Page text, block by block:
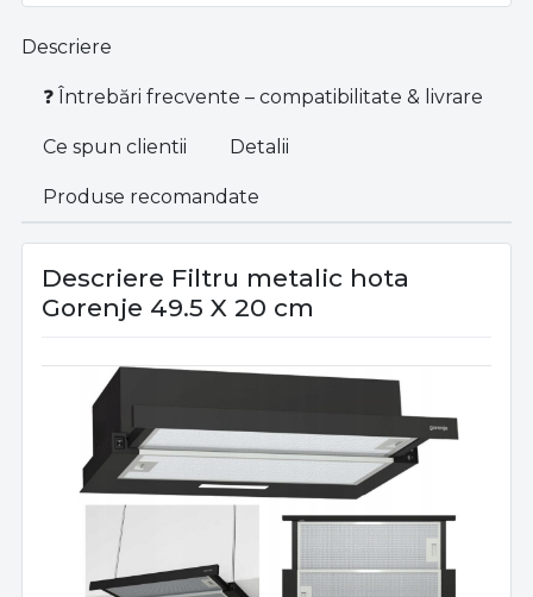
Descriere
❓ Întrebări frecvente – compatibilitate & livrare
Ce spun clientii Detalii
Produse recomandate
Descriere Filtru metalic hota
Gorenje 49.5 X 20 cm